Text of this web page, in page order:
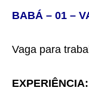
BABÁ – 01 –
Vaga para
EXPERIÊNCIA: